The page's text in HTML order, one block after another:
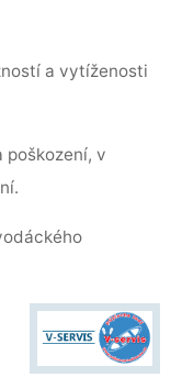
a vytíženosti
poškození, v